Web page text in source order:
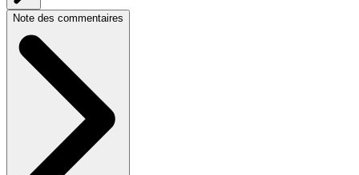
Note des commentaires